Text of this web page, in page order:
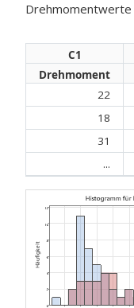
Drehmomentwerte
C1
Drehmoment
22
18
31
...